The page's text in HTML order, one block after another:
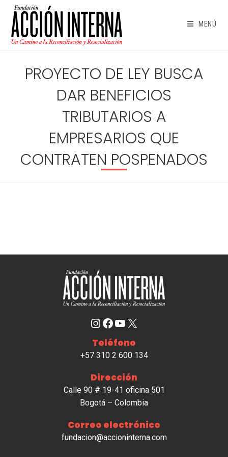
contenido
MENÚ
PROYECTO DE LEY BUSCA
DAR BENEFICIOS
TRIBUTARIOS A
EMPRESARIOS QUE
CONTRATEN POSPENADOS
Instagram Facebook YouTube X
Teléfono
+57 310 2 600 134
Dirección
Calle 90 # 19-41 oficina 501
Bogotá – Colombia
Correo electrónico
fundacion@accioninterna.com